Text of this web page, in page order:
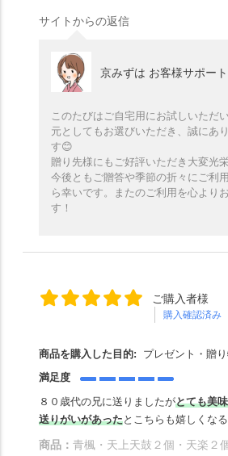
サイトからの返信
京みずは お客様サポー
このたびはご自宅用にお試しいただ
元としてもお選びいただき、誠にあ
す😊
贈り先様にもご好評いただき大変光栄
今後ともご贈答や季節の折々にご利
ら幸いです。またのご利用を心より
す！
ご購入者様
購入確認済み
商品を購入した目的:
プレゼント・贈
満足度
８０歳代の兄に送りましたがとても美
送りがいがあったとこちらも嬉しくなる
商品： 青楓・天上天鼓２個・天楽２